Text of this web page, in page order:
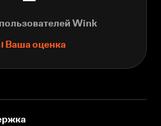
Wink
Ваша оценка